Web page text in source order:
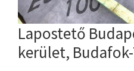
Lapostető
kerület,